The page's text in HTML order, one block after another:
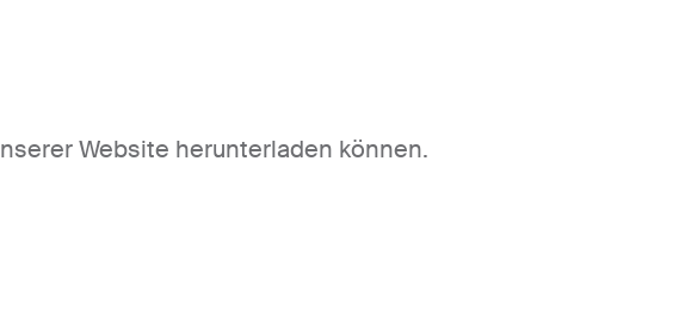
Website herunterladen können.